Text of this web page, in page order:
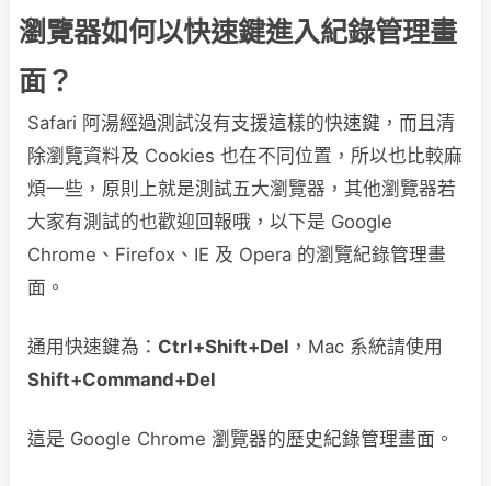
瀏覽器如何以快速鍵進入紀錄管理畫
面？
Safari 阿湯經過測試沒有支援這樣的快速鍵，而且清
除瀏覽資料及 Cookies 也在不同位置，所以也比較麻
煩一些，原則上就是測試五大瀏覽器，其他瀏覽器若
大家有測試的也歡迎回報哦，以下是 Google
Chrome、Firefox、IE 及 Opera 的瀏覽紀錄管理畫
面。
通用快速鍵為： Ctrl+Shift+Del ，Mac 系統請使用
Shift+Command+Del
這是 Google Chrome 瀏覽器的歷史紀錄管理畫面。